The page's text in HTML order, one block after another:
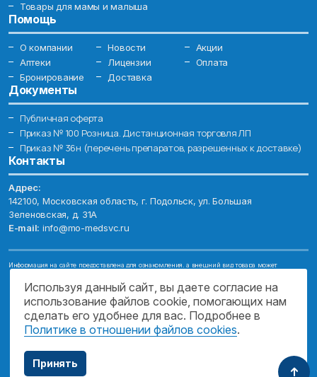
Товары для мамы и малыша
Помощь
О компании Новости
Акции
Аптеки
Лицензии
Оплата
Бронирование
Доставка
Документы
Публичная оферта
Приказ № 100 Розница. Дистанционная торговля ЛП
Приказ № 36н (перечень препаратов, разрешенных к доставке)
Контакты
Адрес:
142100, Московская область, г. Подольск, ул. Большая
Зеленовская, д. 31А
E-mail: info@mo-medsvc.ru
Информация на сайте предоставлена для ознакомления, а внешний вид товара может
Имеются противопоказания, проконсультируйтесь со специалистом!
© 2026. ГОСУДАРСТВЕННОЕ БЮДЖЕТНОЕ УЧРЕЖДЕНИЕ МОСКОВСКОЙ
ОБЛАСТИ "МОСОБЛМЕДСЕРВИС"
ПОДДЕРЖКА САЙТА
Используя данный сайт, вы даете согласие на
использование файлов cookie, помогающих нам
сделать его удобнее для вас. Подробнее в
Политике в отношении файлов cookies.
Принять